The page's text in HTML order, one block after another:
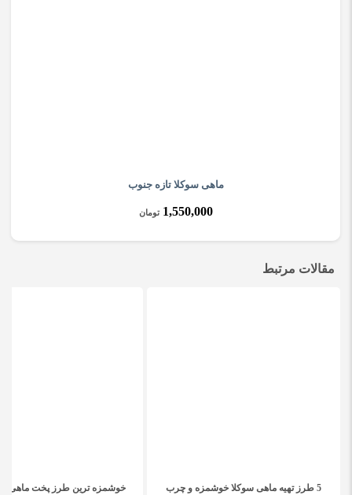
ماهی سوکلا تازه جنوب
1,550,000 تومان
مقالات مرتبط
5 طرز تهیه ماهی سوکلا خوشمزه و چرب
خوشمزه ترین طرز پخت ماهی